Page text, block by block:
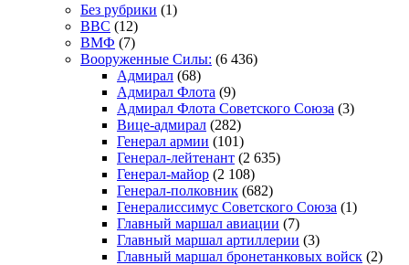
Без рубрики (1)
ВВС (12)
ВМФ (7)
Вооруженные Силы: (6 436)
Адмирал (68)
Адмирал Флота (9)
Адмирал Флота Советского Союза (3)
Вице-адмирал (282)
Генерал армии (101)
Генерал-лейтенант (2 635)
Генерал-майор (2 108)
Генерал-полковник (682)
Генералиссимус Советского Союза (1)
Главный маршал авиации (7)
Главный маршал артиллерии (3)
Главный маршал бронетанковых войск (2)